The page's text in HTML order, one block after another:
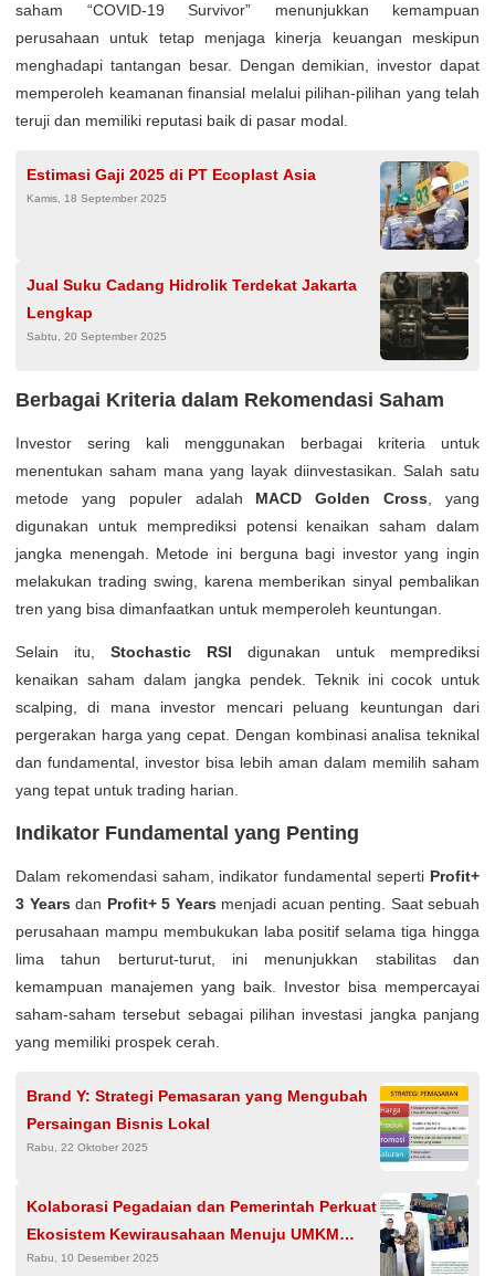
saham “COVID-19 Survivor” menunjukkan kemampuan
perusahaan untuk tetap menjaga kinerja keuangan meskipun
menghadapi tantangan besar. Dengan demikian, investor dapat
memperoleh keamanan finansial melalui pilihan-pilihan yang telah
teruji dan memiliki reputasi baik di pasar modal.
Estimasi Gaji 2025 di PT Ecoplast Asia
Kamis, 18 September 2025
Jual Suku Cadang Hidrolik Terdekat Jakarta
Lengkap
Sabtu, 20 September 2025
Berbagai Kriteria dalam Rekomendasi Saham
Investor sering kali menggunakan berbagai kriteria untuk
menentukan saham mana yang layak diinvestasikan. Salah satu
metode yang populer adalah MACD Golden Cross , yang
digunakan untuk memprediksi potensi kenaikan saham dalam
jangka menengah. Metode ini berguna bagi investor yang ingin
melakukan trading swing, karena memberikan sinyal pembalikan
tren yang bisa dimanfaatkan untuk memperoleh keuntungan.
Selain itu, Stochastic RSI digunakan untuk memprediksi
kenaikan saham dalam jangka pendek. Teknik ini cocok untuk
scalping, di mana investor mencari peluang keuntungan dari
pergerakan harga yang cepat. Dengan kombinasi analisa teknikal
dan fundamental, investor bisa lebih aman dalam memilih saham
yang tepat untuk trading harian.
Indikator Fundamental yang Penting
Dalam rekomendasi saham, indikator fundamental seperti Profit+
3 Years dan Profit+ 5 Years menjadi acuan penting. Saat sebuah
perusahaan mampu membukukan laba positif selama tiga hingga
lima tahun berturut-turut, ini menunjukkan stabilitas dan
kemampuan manajemen yang baik. Investor bisa mempercayai
saham-saham tersebut sebagai pilihan investasi jangka panjang
yang memiliki prospek cerah.
Brand Y: Strategi Pemasaran yang Mengubah
Persaingan Bisnis Lokal
Rabu, 22 Oktober 2025
Kolaborasi Pegadaian dan Pemerintah Perkuat
Ekosistem Kewirausahaan Menuju UMKM
Berkelanjutan Indonesia
Rabu, 10 Desember 2025